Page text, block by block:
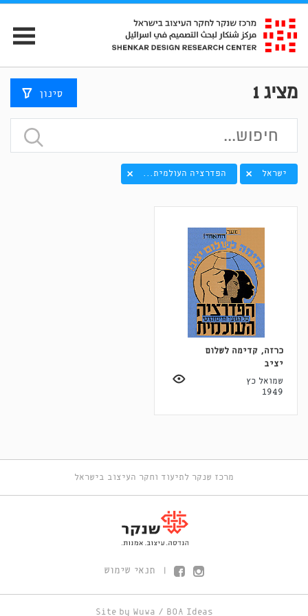
מציג1 סינון
ישראל הפדרציה העולמית...
כרזה, קדימה לשלום
יציב
שמואל כץ
1949
מרכז שנקר לתיעוד וחקר העיצוב בישראל
תנאי שימוש
Site by Wuwa / BOA Ideas